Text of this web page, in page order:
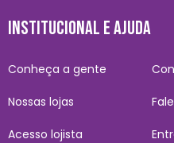
INSTITUCIONAL E AJUDA
Conheça a gente
Nossas lojas
Acesso lojista